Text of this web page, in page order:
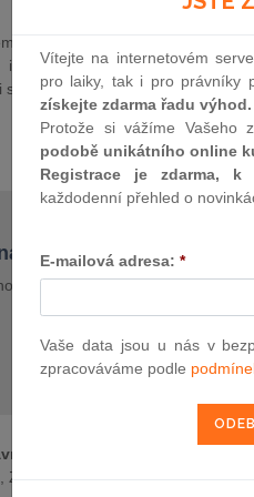
přístupem představuje
i pro odbornou či laickou
rozhodnutími přispívá k
epravo.cz?
a jako dárek Vám zašleme
REGISTROVAT ZDE
postavení dítěte
Stuchlík
Vítejte na internetovém
pro laiky, tak i pro právníky
získejte zdarma řadu výhod.
Protože si vážíme Vašeho
podobě unikátního online
Registrace je zdarma, k
každodenní přehled o
E-mailová adresa: *
Vaše data jsou u nás v
zpracováváme podle